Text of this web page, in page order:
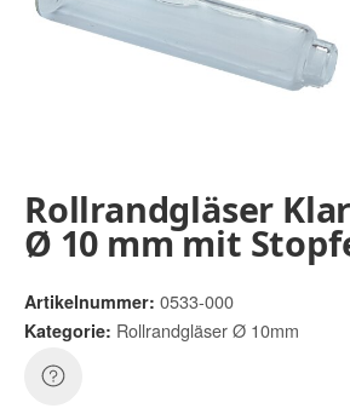
Rollrandgläser
Ø 10 mm mit
Artikelnummer: 0533-000
Kategorie: Rollrandgläser Ø 10mm